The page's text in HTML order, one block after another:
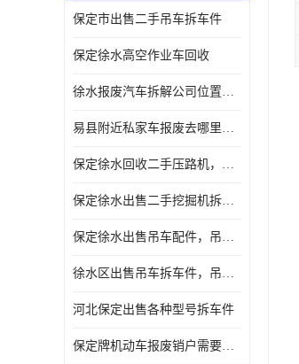
保定市出售二手吊车拆车件
保定徐水高空作业车回收
徐水报废汽车拆解公司位置，出售二手拆车件发动机
易县附近私家车报废去哪里，咨询车辆销户流程电话
保定徐水回收二手压路机，压路机拆解市场在哪
保定徐水出售二手挖掘机拆车件，挖掘机配件，液压件出售
保定徐水出售吊车配件，吊车拆车件出售
徐水区出售吊车拆车件，吊车液压件，吊车发动机变速箱出售
河北保定出售各种型号拆车件
保定牌机动车报废销户需要带哪些手续，流程咨询